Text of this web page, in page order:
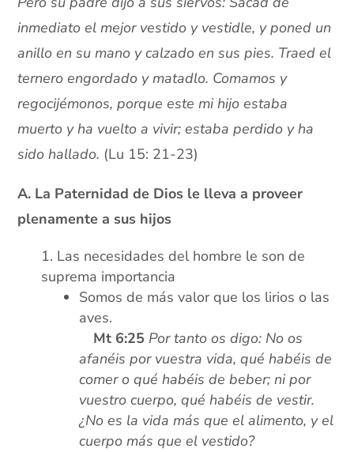
inmediato el mejor vestido y vestidle, y poned un
anillo en su mano y calzado en sus pies. Traed el
ternero engordado y matadlo. Comamos y
regocijémonos, porque este mi hijo estaba
muerto y ha vuelto a vivir; estaba perdido y ha
sido hallado. (Lu 15: 21-23)
A. La Paternidad de Dios le lleva a proveer
plenamente a sus hijos
Las necesidades del hombre le son de
suprema importancia
Somos de más valor que los lirios o las
aves.
Mt 6:25 Por tanto os digo: No os
afanéis por vuestra vida, qué habéis de
comer o qué habéis de beber; ni por
vuestro cuerpo, qué habéis de vestir.
¿No es la vida más que el alimento, y el
cuerpo más que el vestido?